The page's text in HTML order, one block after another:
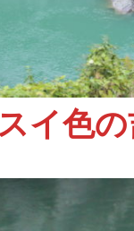
イ色